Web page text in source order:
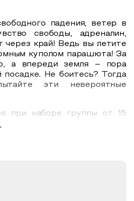
падения, ветер в
свободы, адреналин,
через край! Ведь вы летите
куполом парашюта! За
а впереди земля – пора
посадке. Не боитесь? Тогда
эти невероятные
при наборе группы от 15
тех кто не прыгает